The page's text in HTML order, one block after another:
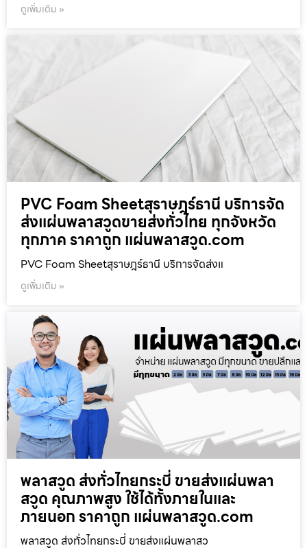
ดูเพิ่มเติม »
PVC Foam Sheetสุราษฎร์ธานี บริการจัด
ส่งแผ่นพลาสวูดขายส่งทั่วไทย ทุกจังหวัด
ทุกภาค ราคาถูก แผ่นพลาสวูด.com
PVC Foam Sheetสุราษฎร์ธานี บริการจัดส่งแ
ดูเพิ่มเติม »
พลาสวูด ส่งทั่วไทยกระบี่ ขายส่งแผ่นพลา
สวูด คุณภาพสูง ใช้ได้ทั้งภายในและ
ภายนอก ราคาถูก แผ่นพลาสวูด.com
พลาสวูด ส่งทั่วไทยกระบี่ ขายส่งแผ่นพลาสว